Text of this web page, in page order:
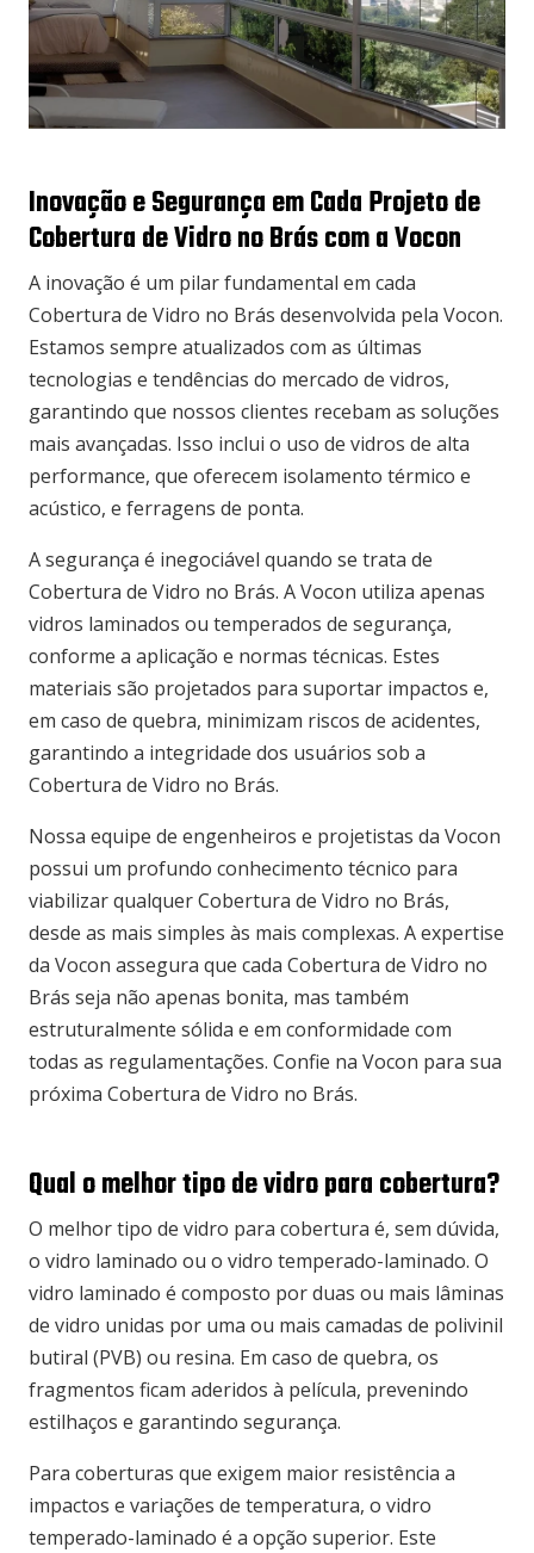
Inovação e Segurança em Cada Projeto de
Cobertura de Vidro no Brás com a Vocon
A inovação é um pilar fundamental em cada
Cobertura de Vidro no Brás desenvolvida pela Vocon.
Estamos sempre atualizados com as últimas
tecnologias e tendências do mercado de vidros,
garantindo que nossos clientes recebam as soluções
mais avançadas. Isso inclui o uso de vidros de alta
performance, que oferecem isolamento térmico e
acústico, e ferragens de ponta.
A segurança é inegociável quando se trata de
Cobertura de Vidro no Brás. A Vocon utiliza apenas
vidros laminados ou temperados de segurança,
conforme a aplicação e normas técnicas. Estes
materiais são projetados para suportar impactos e,
em caso de quebra, minimizam riscos de acidentes,
garantindo a integridade dos usuários sob a
Cobertura de Vidro no Brás.
Nossa equipe de engenheiros e projetistas da Vocon
possui um profundo conhecimento técnico para
viabilizar qualquer Cobertura de Vidro no Brás,
desde as mais simples às mais complexas. A expertise
da Vocon assegura que cada Cobertura de Vidro no
Brás seja não apenas bonita, mas também
estruturalmente sólida e em conformidade com
todas as regulamentações. Confie na Vocon para sua
próxima Cobertura de Vidro no Brás.
Qual o melhor tipo de vidro para cobertura?
O melhor tipo de vidro para cobertura é, sem dúvida,
o vidro laminado ou o vidro temperado-laminado. O
vidro laminado é composto por duas ou mais lâminas
de vidro unidas por uma ou mais camadas de polivinil
butiral (PVB) ou resina. Em caso de quebra, os
fragmentos ficam aderidos à película, prevenindo
estilhaços e garantindo segurança.
Para coberturas que exigem maior resistência a
impactos e variações de temperatura, o vidro
temperado-laminado é a opção superior. Este